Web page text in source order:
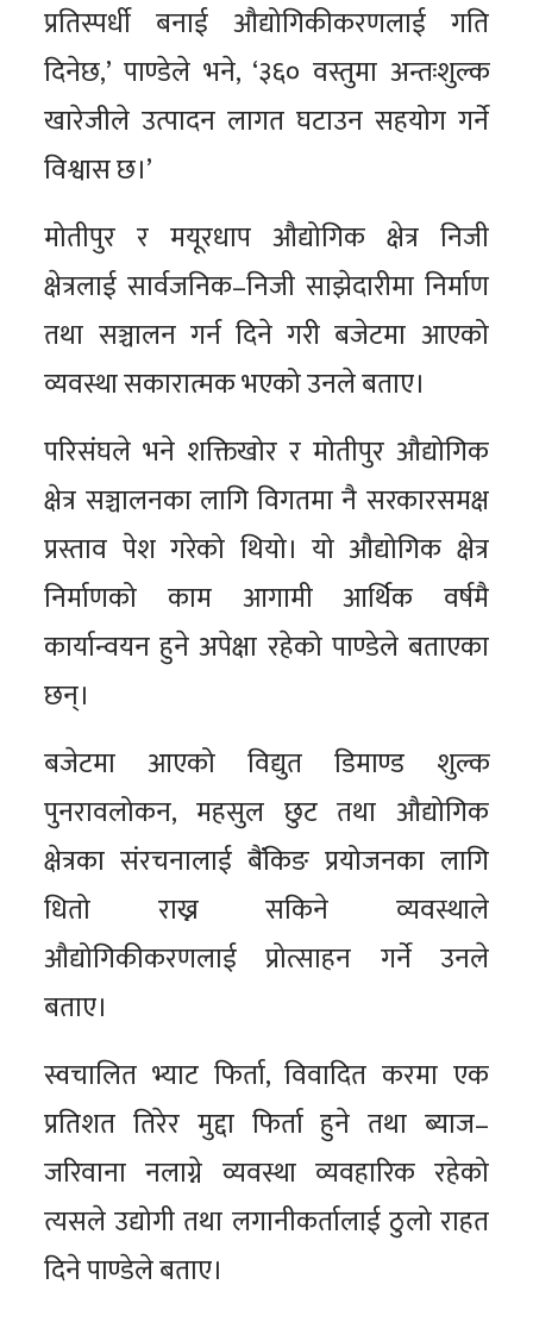
प्रतिस्पर्धी बनाई औद्योगिकीकरणलाई गति
दिनेछ,’ पाण्डेले भने, ‘३६० वस्तुमा अन्तःशुल्क
खारेजीले उत्पादन लागत घटाउन सहयोग गर्ने
विश्वास छ।’
मोतीपुर र मयूरधाप औद्योगिक क्षेत्र निजी
क्षेत्रलाई सार्वजनिक–निजी साझेदारीमा निर्माण
तथा सञ्चालन गर्न दिने गरी बजेटमा आएको
व्यवस्था सकारात्मक भएको उनले बताए।
परिसंघले भने शक्तिखोर र मोतीपुर औद्योगिक
क्षेत्र सञ्चालनका लागि विगतमा नै सरकारसमक्ष
प्रस्ताव पेश गरेको थियो। यो औद्योगिक क्षेत्र
निर्माणको काम आगामी आर्थिक वर्षमै
कार्यान्वयन हुने अपेक्षा रहेको पाण्डेले बताएका
छन्।
बजेटमा आएको विद्युत डिमाण्ड शुल्क
पुनरावलोकन, महसुल छुट तथा औद्योगिक
क्षेत्रका संरचनालाई बैंकिङ प्रयोजनका लागि
धितो राख्न सकिने व्यवस्थाले
औद्योगिकीकरणलाई प्रोत्साहन गर्ने उनले
बताए।
स्वचालित भ्याट फिर्ता, विवादित करमा एक
प्रतिशत तिरेर मुद्दा फिर्ता हुने तथा ब्याज–
जरिवाना नलाग्ने व्यवस्था व्यवहारिक रहेको
त्यसले उद्योगी तथा लगानीकर्तालाई ठुलो राहत
दिने पाण्डेले बताए।